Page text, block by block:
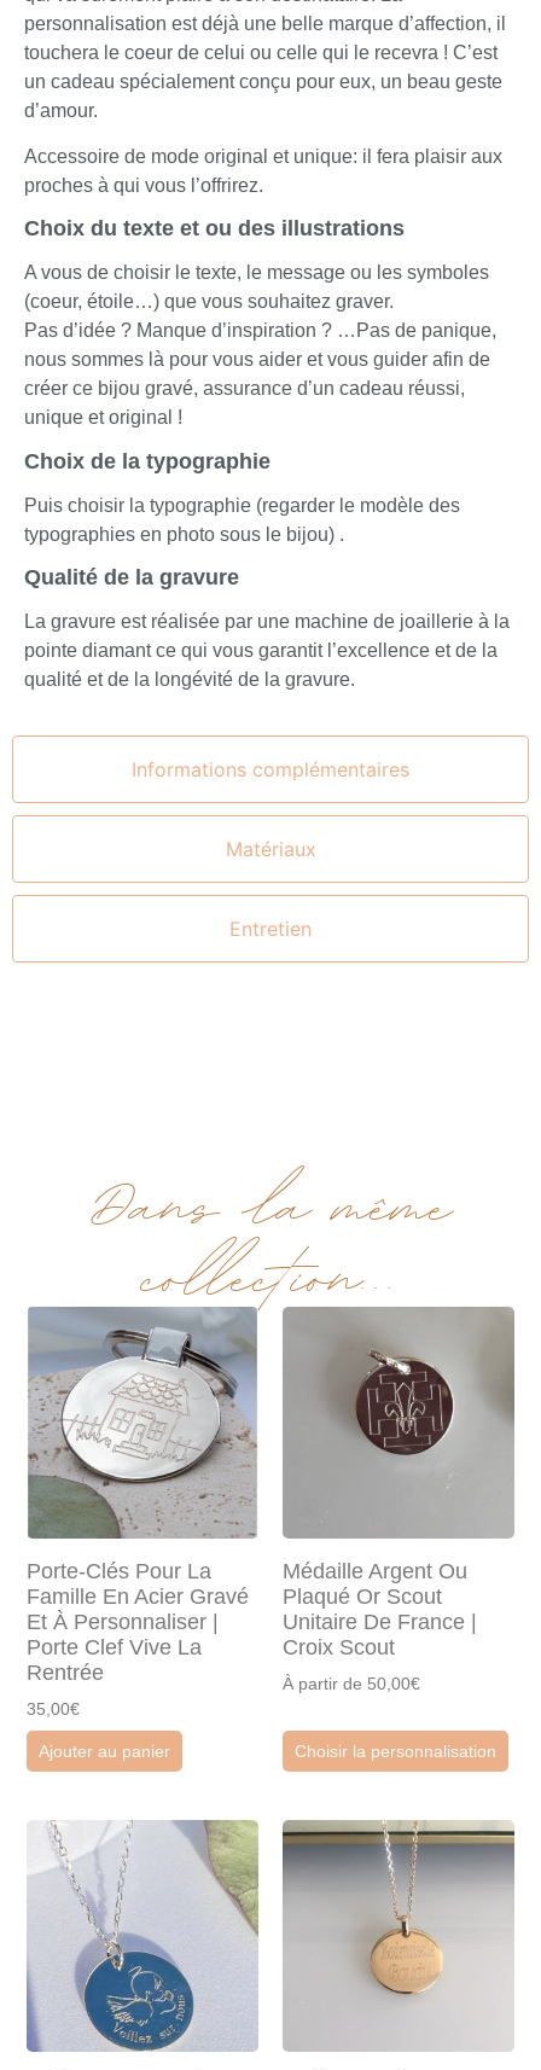
Informations complémentaires
Matériaux
Entretien
personnalisation est déjà une belle marque d’affection, il
touchera le coeur de celui ou celle qui le recevra ! C’est
un cadeau spécialement conçu pour eux, un beau geste
d’amour.
Accessoire de mode original et unique: il fera plaisir aux
proches à qui vous l’offrirez.
Choix du texte et ou des illustrations
A vous de choisir le texte, le message ou les symboles
(coeur, étoile…) que vous souhaitez graver.
Pas d’idée ? Manque d’inspiration ? …Pas de panique,
nous sommes là pour vous aider et vous guider afin de
créer ce bijou gravé, assurance d’un cadeau réussi,
unique et original !
Choix de la typographie
Puis choisir la typographie (regarder le modèle des
typographies en photo sous le bijou) .
Qualité de la gravure
La gravure est réalisée par une machine de joaillerie à la
pointe diamant ce qui vous garantit l’excellence et de la
qualité et de la longévité de la gravure.
Dans la même
collection...
Porte-Clés Pour La
Famille En Acier Gravé
Et À Personnaliser |
Porte Clef Vive La
Rentrée
35,00€
Ajouter au panier
Médaille Argent Ou
Plaqué Or Scout
Unitaire De France |
Croix Scout
À partir de 50,00€
Choisir la personnalisation